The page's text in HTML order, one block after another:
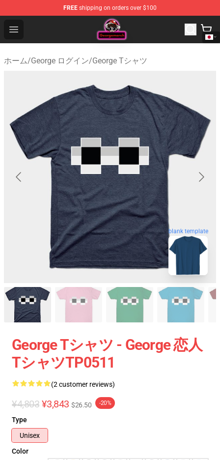
FREE shipping on orders over $100
Open menu
George Store - Official George Merchandise Shop
ホーム/George ログイン/George Tシャツ
blank template
George Tシャツ - George 恋人
TシャツTP0511
(2 customer reviews)
¥4,803 ¥3,843 $26.50 -20%
Type
Unisex
Color